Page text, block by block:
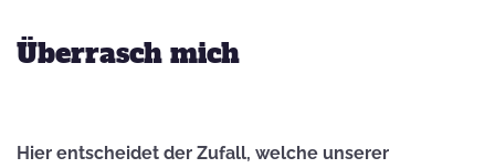
Überrasch mich
Hier entscheidet der Zufall, welche unserer